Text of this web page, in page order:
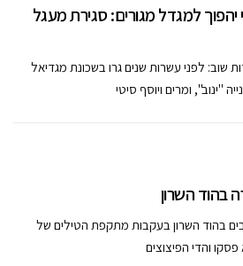
יהפוך למגדל מגורים: סגירת מעגל
שוב: לפני עשרות שנים גרו בשכונת מגדיאל
"ינוב", ומרים ויוסף סיטי
בהוד השרון
בהוד השרון בעקבות מתקפת הטילים של
והדי הפיצוצים